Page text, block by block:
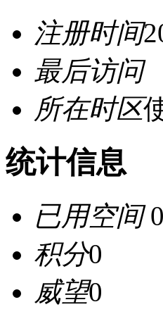
注册时间
最后访问
所在时区
统计信息
已用空间
积分0
威望0